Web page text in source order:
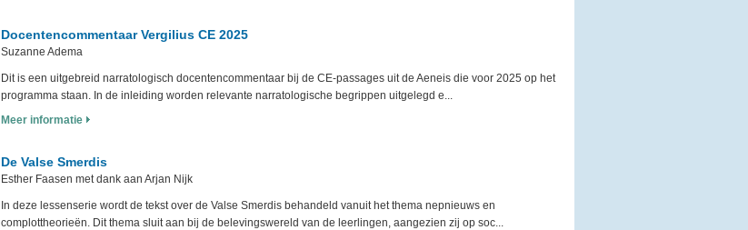
Docentencommentaar Vergilius CE 2025
Suzanne Adema
Dit is een uitgebreid narratologisch docentencommentaar bij de CE-passages uit de Aeneis die voor 2025 op het
programma staan. In de inleiding worden relevante narratologische begrippen uitgelegd e...
Meer informatie
De Valse Smerdis
Esther Faasen met dank aan Arjan Nijk
In deze lessenserie wordt de tekst over de Valse Smerdis behandeld vanuit het thema nepnieuws en
complottheorieën. Dit thema sluit aan bij de belevingswereld van de leerlingen, aangezien zij op soc...